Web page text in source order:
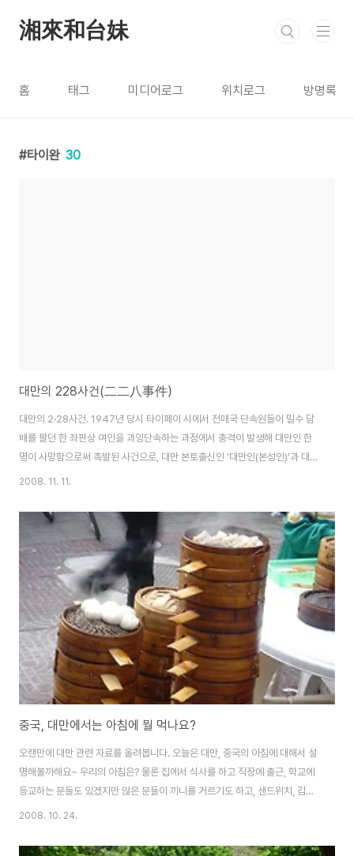
湘來和台妹
홈 태그 미디어로그 위치로그 방명록
타이완 30
대만의 228사건(二二八事件）
대만의 2·28사건. 1947년 당시 타이페이 시에서 전매국 단속원들이 밀수 담
배를 팔던 한 좌판상 여인을 과잉단속하는 과정에서 총격이 발생해 대만인 한
명이 사망함으로써 촉발된 사건으로, 대만 본토출신인 '대만인(본성인)'과 대륙
에서 온 이른바 '외성인' 사이의 갈등요인이 됐다. 중국 본토의 남동 해안에서
한족(漢族)이 이주해 정착하기 시작했다. 그리고 1945년 일본의 식민지 지배
가 끝난 후부터 국민당은 국부군을 대만에 파견하는 등 인수작업 실시하였고,
1949년 '중화민국'을 세우기까지 대륙의 중국인들이 대만으로 건너왔다. 이에
따라 대만의 한족(漢族)은 중국 대륙에서 조기 이주해온 본성인(本省人 대만
인)과 1949년 전후에..
2008. 11. 11.
중국, 대만에서는 아침에 뭘 먹나요?
오랜만에 대만 관련 자료를 올려봅니다. 오늘은 대만, 중국의 아침에 대해서 설
명해볼까해요~ 우리의 아침은? 물론 집에서 식사를 하고 직장에 출근, 학교에
등교하는 분들도 있겠지만 많은 분들이 끼니를 거르기도 하고, 샌드위치, 김밥
종류의 간단한 음식을 요기로하고 하루를 시작하죠. 그럼 대만과 중국은 아침
무를 이용한 부침개떡) 요우티아오(油條=꽈배기 같이 튀긴 음식) 또우지앙
2008. 10. 24.